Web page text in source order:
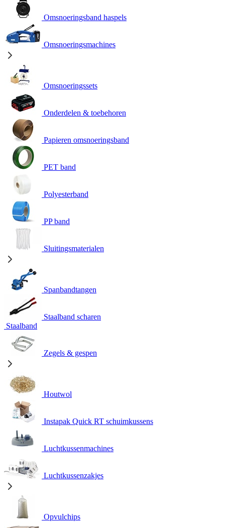
Omsnoeringsband haspels
Omsnoeringsmachines
Omsnoeringssets
Onderdelen & toebehoren
Papieren omsnoeringsband
PET band
Polyesterband
PP band
Sluitingsmaterialen
Spanbandtangen
Staalband scharen
Staalband
Zegels & gespen
Houtwol
Instapak Quick RT schuimkussens
Luchtkussenmachines
Luchtkussenzakjes
Opvulchips